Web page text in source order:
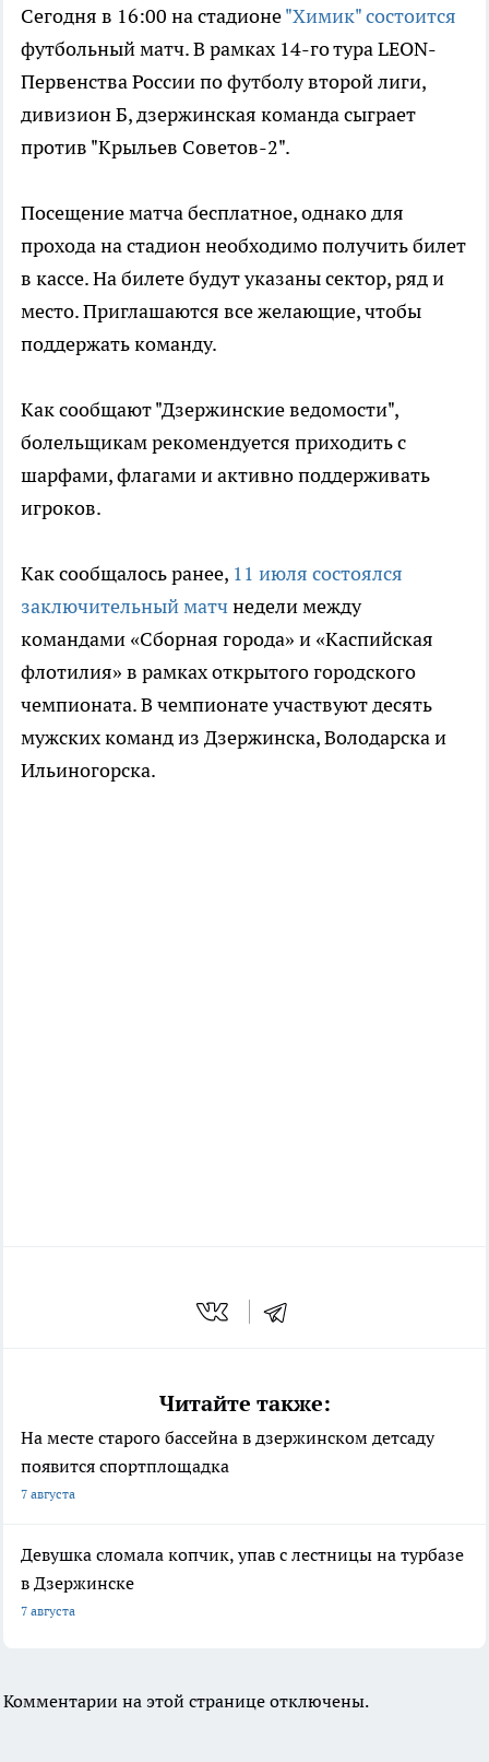
Сегодня в 16:00 на стадионе"Химик" состоится
футбольный матч. В рамках 14-го тура LEON-
Первенства России по футболу второй лиги,
дивизион Б, дзержинская команда сыграет
против "Крыльев Советов-2".
Посещение матча бесплатное, однако для
прохода на стадион необходимо получить билет
в кассе. На билете будут указаны сектор, ряд и
место. Приглашаются все желающие, чтобы
поддержать команду.
Как сообщают "Дзержинские ведомости",
болельщикам рекомендуется приходить с
шарфами, флагами и активно поддерживать
игроков.
Как сообщалось ранее, 11 июля состоялся
заключительный матчнедели между
командами «Сборная города» и «Каспийская
флотилия» в рамках открытого городского
чемпионата. В чемпионате участвуют десять
мужских команд из Дзержинска, Володарска и
Ильиногорска.
Читайте также:
На месте старого бассейна в дзержинском детсаду
появится спортплощадка
7 августа
Девушка сломала копчик, упав с лестницы на турбазе
в Дзержинске
7 августа
Комментарии на этой странице отключены.